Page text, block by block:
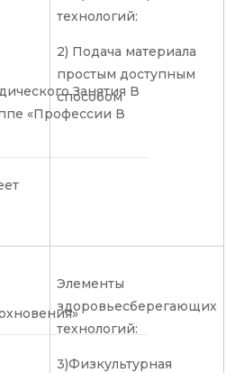
технологий:
2) Подача материала
простым доступным
способом
Элементы
здоровьесберегающих
технологий:
3)Физкультурная
Занятия В
«Профессии В